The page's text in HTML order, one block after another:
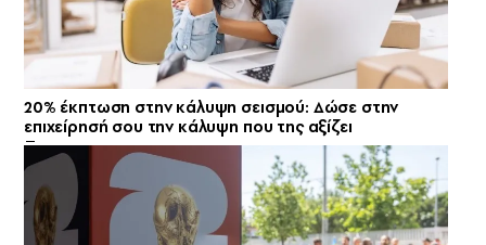
20% έκπτωση στην κάλυψη σεισμού: Δώσε στην
επιχείρησή σου την κάλυψη που της αξίζει